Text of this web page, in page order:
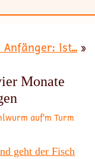
ist... »
Monate
auf’m Turm
geht der Fisch